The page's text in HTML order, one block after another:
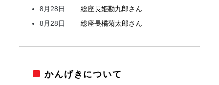
8月28日
総座長姫勘九郎さん
8月28日
総座長橘菊太郎さん
かんげきについて